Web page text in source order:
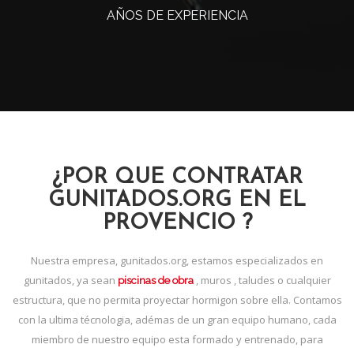
AÑOS DE EXPERIENCIA
¿POR QUE CONTRATAR
GUNITADOS.ORG EN EL
PROVENCIO ?
Nuestra empresa, gunitados.org, estamos especializados en
gunitados, ya sean piscinas de obra, muros , taludes o cualquier
estructura, que no permita proyectar hormigon sobre ella. Contamos
con la ultima técnologia, adémas de un gran equipo humano, cada
miembro de nuestro equipo esta formado y entrenado, para